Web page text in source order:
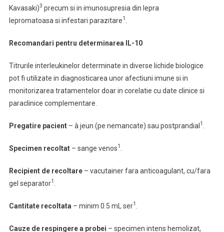
Kavasaki)3 precum si in imunosupresia din lepra
lepromatoasa si infestari parazitare1
Recomandari pentru determinarea IL-10
Titrurile interleukinelor determinate in diverse lichide biologice
pot fi utilizate in diagnosticarea unor afectiuni imune si in
monitorizarea tratamentelor doar in corelatie cu date clinice si
paraclinice complementare.
Pregatire pacient – à jeun (pe nemancate) sau postprandial 1
Specimen recoltat – sange venos1
Recipient de recoltare – vacutainer fara anticoagulant, cu/fara
gel separator1
Cantitate recoltata – minim 0.5 mL ser1
Cauze de respingere a probei – specimen intens hemolizat,